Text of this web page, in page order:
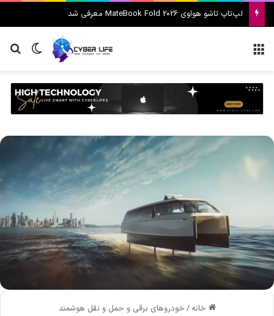
لپ‌تاپ تاشو هواوی MateBook Fold 2026 معرفی شد
تغییر
خانه / خودروهای برقی و حمل و نقل هوشمند